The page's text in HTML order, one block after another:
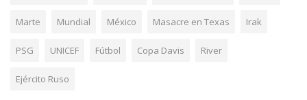
Marte Mundial México Masacre en Texas Irak
PSG UNICEF Fútbol Copa Davis River
Ejército Ruso